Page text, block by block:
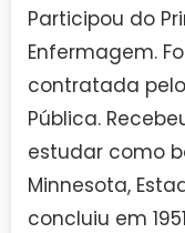
Participou do
Enfermagem.
contratada
Pública.
estudar como
Minnesota,
concluiu em